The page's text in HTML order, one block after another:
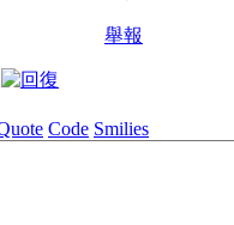
舉報
Code Smilies